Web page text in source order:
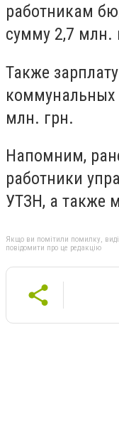
работникам
сумму 2,7 млн.
Также
коммунальных
млн. грн.
Напомним,
работники
УТЗН, а также
Якщо ви помітили помилку,
повідомити про це редакцію